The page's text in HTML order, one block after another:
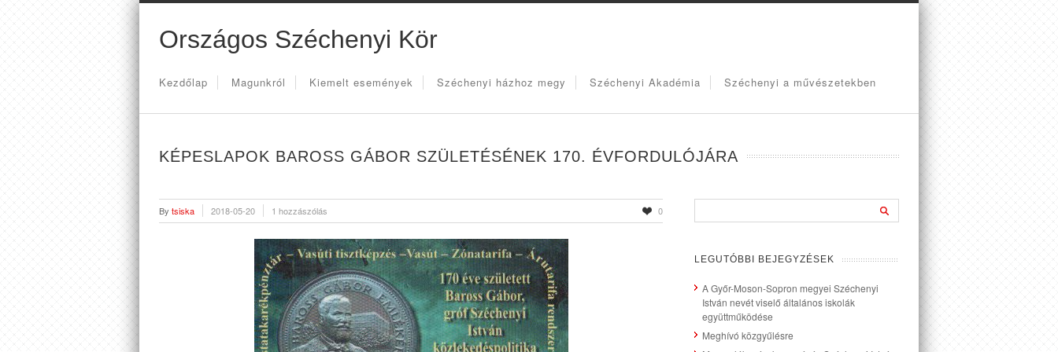
Országos Széchenyi Kör
Kezdőlap Magunkról Kiemelt események Széchenyi házhoz megy Széchenyi Akadémia Széchenyi a művészetekben
KÉPESLAPOK BAROSS GÁBOR SZÜLETÉSÉNEK 170. ÉVFORDULÓJÁRA
By tsiska 2018-05-20 1 hozzászólás 0
LEGUTÓBBI BEJEGYZÉSEK
A Győr-Moson-Sopron megyei Széchenyi
István nevét viselő általános iskolák
együttműködése
Meghívó közgyűlésre